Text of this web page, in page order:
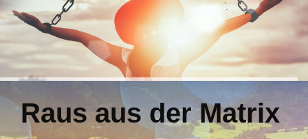
Raus aus der Matrix